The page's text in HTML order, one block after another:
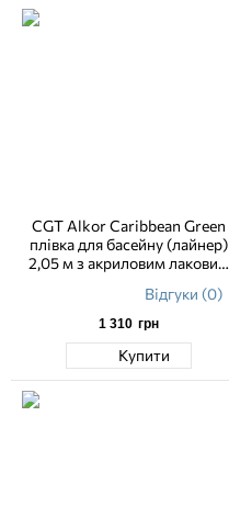
CGT Alkor Caribbean Green
плівка для басейну (лайнер)
2,05 м з акриловим лаковим
Відгуки (0)
1 310 грн
Купити